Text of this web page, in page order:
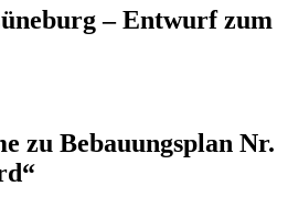
– Entwurf zum
zu Bebauungsplan Nr.